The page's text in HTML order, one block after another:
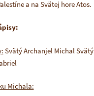
a na Svätej hore Atos.
Svätý Archanjel Michal Svätý
Michala: